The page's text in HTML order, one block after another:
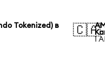
Tokenized) в
🇨🇦
1